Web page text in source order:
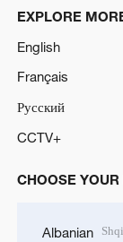
EXPLORE
English
Français
Русский
CCTV+
CHOOSE YOUR
Albanian